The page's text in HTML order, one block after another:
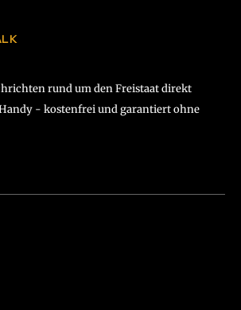
rund um den Freistaat direkt
- kostenfrei und garantiert ohne